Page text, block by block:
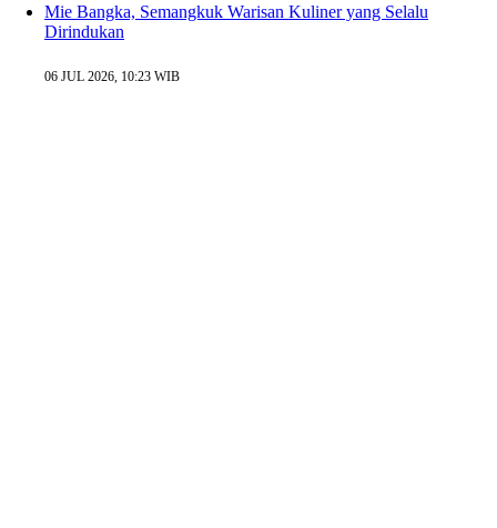
Mie Bangka, Semangkuk Warisan Kuliner yang Selalu
Dirindukan
06 JUL 2026, 10:23 WIB